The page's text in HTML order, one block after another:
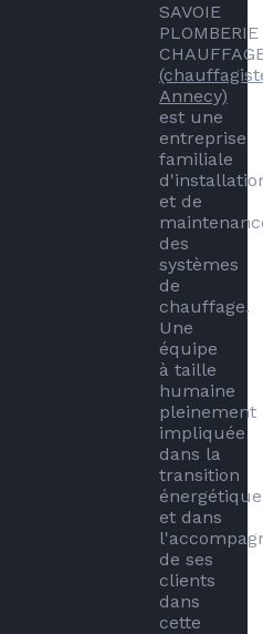
SAVOIE
PLOMBERIE
Annecy)
est une
entreprise
familiale
et de
des
systèmes
de
chauffage.
Une
équipe
à taille
humaine
pleinement
impliquée
dans la
transition
énergétique
et dans
de ses
clients
dans
cette